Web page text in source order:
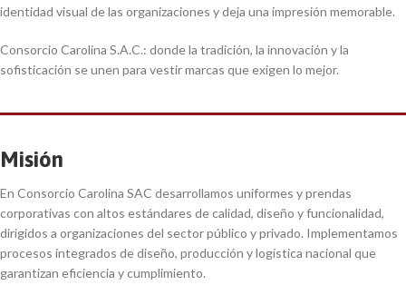
identidad visual de las organizaciones y deja una impresión memorable.
Consorcio Carolina S.A.C.: donde la tradición, la innovación y la
sofisticación se unen para vestir marcas que exigen lo mejor.
Misión
En Consorcio Carolina SAC desarrollamos uniformes y prendas
corporativas con altos estándares de calidad, diseño y funcionalidad,
dirigidos a organizaciones del sector público y privado. Implementamos
procesos integrados de diseño, producción y logística nacional que
garantizan eficiencia y cumplimiento.